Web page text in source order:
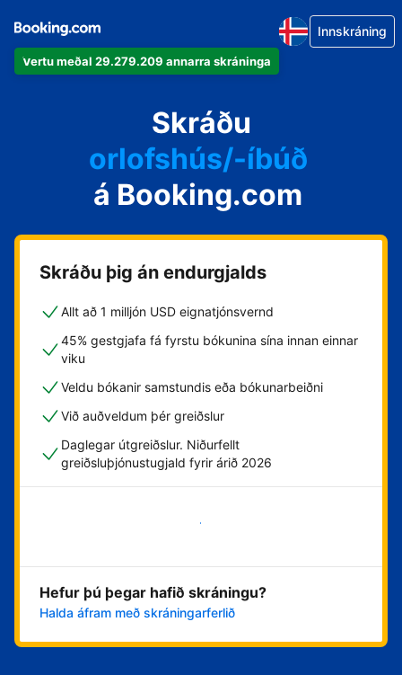
Vertu meðal 29.279.209 annarra skráninga
Innskráning
Skráðu
íbúðina þína
hótelið þitt
orlofshús/-íbúð
gistihúsið þitt
gistiheimilið þitt
á Booking.com
Skráðu þig án endurgjalds
Allt að 1 milljón USD eignatjónsvernd
45% gestgjafa fá fyrstu bókunina sína innan einnar
viku
Veldu bókanir samstundis eða bókunarbeiðni
Við auðveldum þér greiðslur
Daglegar útgreiðslur. Niðurfellt
greiðsluþjónustugjald fyrir árið 2026
Byrja núna
Hefur þú þegar hafið skráningu?
Halda áfram með skráningarferlið